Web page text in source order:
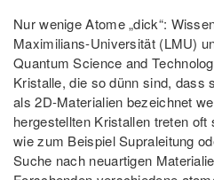
Nur wenige Atome „dick“:
Maximilians-Universität (LMU)
Quantum Science and
Kristalle, die so dünn sind, dass
als 2D-Materialien bezeichnet
hergestellten Kristallen treten oft
wie zum Beispiel Supraleitung
Suche nach neuartigen